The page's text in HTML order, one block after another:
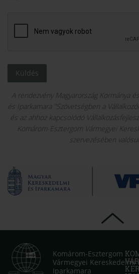
Küldés
A rendezvény Magyarország Kormánya
és Iparkamara "Szövetségben a
és az ahhoz kapcsolódó
Komárom-Esztergom Vármegyei
szervezésében
Komárom-Esztergom
Vármegyei Kereskedelmi
Iparkamara